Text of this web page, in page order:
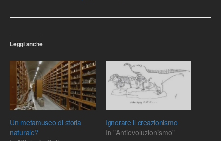
Leggi anche
Un metamuseo di storia
naturale?
Ignorare il creazionismo
In "Antievoluzionismo"